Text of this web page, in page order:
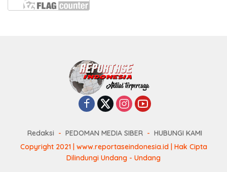
Redaksi PEDOMAN MEDIA SIBER
HUBUNGI KAMI
Copyright 2021 | www.reportaseindonesia.id | Hak Cipta
Dilindungi Undang - Undang